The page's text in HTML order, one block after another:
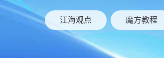
江海观点 魔方教程